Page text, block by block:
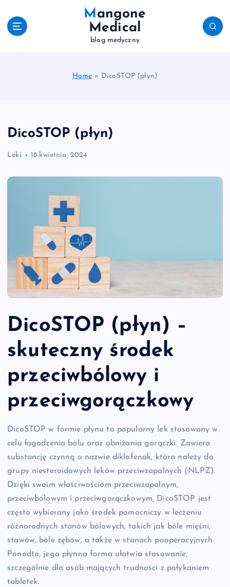
Mangone
Medical
blog medyczny
Home » DicoSTOP (płyn)
DicoSTOP (płyn)
Leki 18 kwietnia, 2024
DicoSTOP (płyn) –
skuteczny środek
przeciwbólowy i
przeciwgorączkowy
DicoSTOP w formie płynu to popularny lek stosowany w
celu łagodzenia bólu oraz obniżania gorączki. Zawiera
substancję czynną o nazwie diklofenak, która należy do
grupy niesteroidowych leków przeciwzapalnych (NLPZ).
Dzięki swoim właściwościom przeciwzapalnym,
przeciwbólowym i przeciwgorączkowym, DicoSTOP jest
często wybierany jako środek pomocniczy w leczeniu
różnorodnych stanów bólowych, takich jak bóle mięśni,
stawów, bóle zębów, a także w stanach pooperacyjnych.
Ponadto, jego płynna forma ułatwia stosowanie,
szczególnie dla osób mających trudności z połykaniem
tabletek.